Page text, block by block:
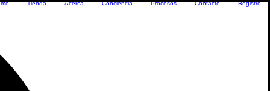
Tienda Acerca Conciencia Procesos Contacto Registro